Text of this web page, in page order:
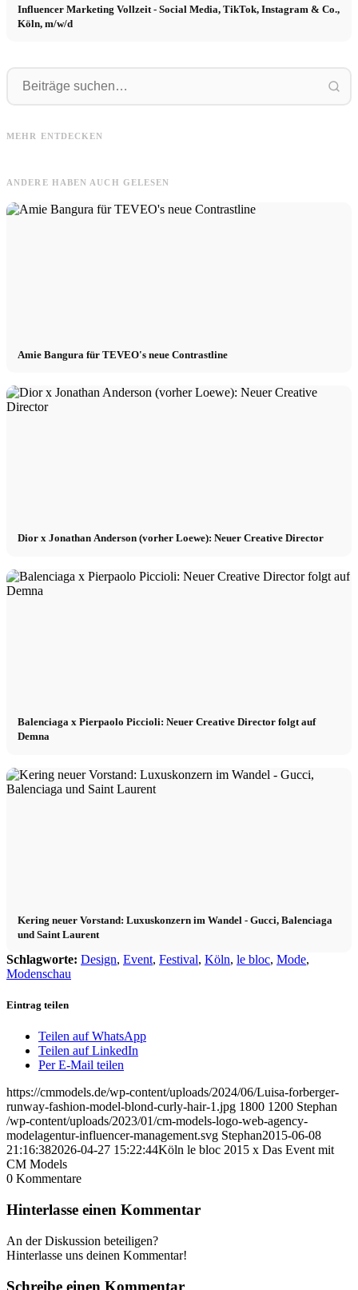
Influencer Marketing Vollzeit - Social Media, TikTok, Instagram & Co.,
Köln, m/w/d
MEHR ENTDECKEN
Modenschau + Social Media
ANDERE HABEN AUCH GELESEN
Amie Bangura für TEVEO's neue Contrastline
Dior x Jonathan Anderson (vorher Loewe): Neuer Creative Director
Balenciaga x Pierpaolo Piccioli: Neuer Creative Director folgt auf
Demna
Kering neuer Vorstand: Luxuskonzern im Wandel - Gucci, Balenciaga
und Saint Laurent
Schlagworte: Design, Event, Festival, Köln, le bloc, Mode,
Modenschau
Eintrag teilen
Teilen auf WhatsApp
Teilen auf LinkedIn
Per E-Mail teilen
https://cmmodels.de/wp-content/uploads/2024/06/Luisa-forberger-
runway-fashion-model-blond-curly-hair-1.jpg 1800 1200 Stephan
/wp-content/uploads/2023/01/cm-models-logo-web-agency-
modelagentur-influencer-management.svg Stephan2015-06-08
21:16:382026-04-27 15:22:44Köln le bloc 2015 x Das Event mit
CM Models
0 Kommentare
Hinterlasse einen Kommentar
An der Diskussion beteiligen?
Hinterlasse uns deinen Kommentar!
Schreibe einen Kommentar